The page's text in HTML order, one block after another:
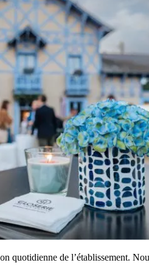
quotidienne de l’établissement.